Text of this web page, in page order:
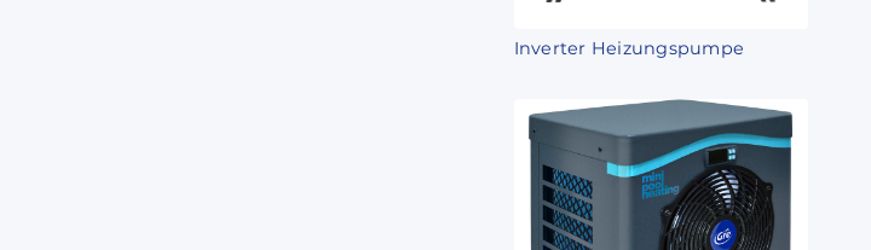
Inverter Heizungspumpe